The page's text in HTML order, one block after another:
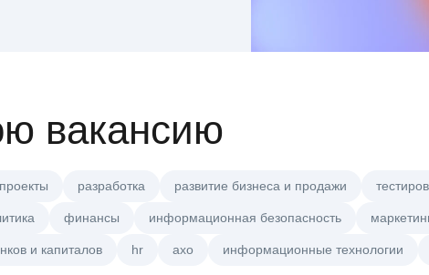
вакансию
разработка развитие бизнеса и продажи
финансы информационная безопасность
и капиталов hr axo информационные технологии